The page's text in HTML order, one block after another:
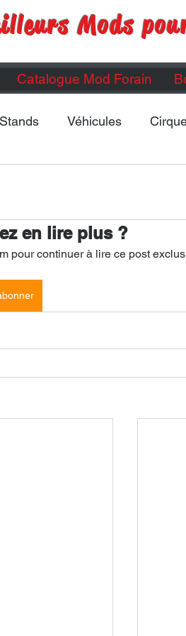
Mods
Catalogue Mod Forain
Stands Véhicules
en lire plus ?
pour continuer à lire ce post